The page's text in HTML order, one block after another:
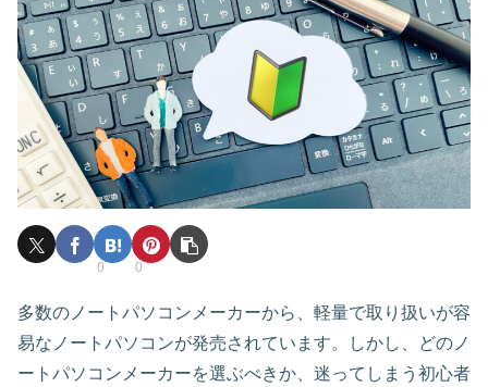
0 0
多数のノートパソコンメーカーから、軽量で取り扱いが容
易なノートパソコンが発売されています。しかし、どのノ
ートパソコンメーカーを選ぶべきか、迷ってしまう初心者